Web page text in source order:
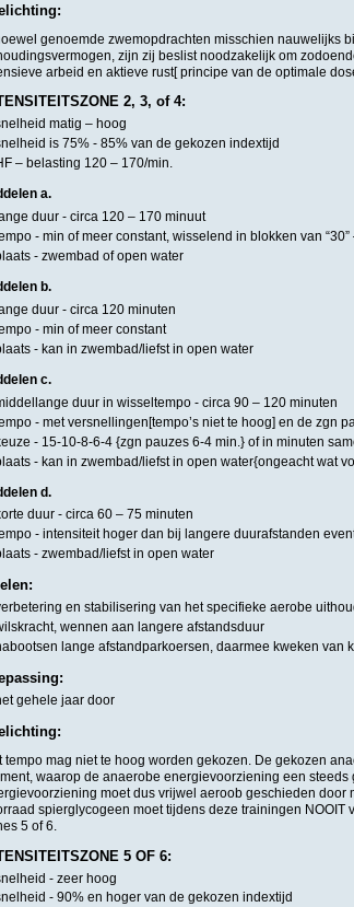
genoemde zwemopdrachten misschien nauwelijks
zijn zij beslist noodzakelijk om
arbeid en aktieve rust[ principe van de optimale
2, 3, of 4:
matig – hoog
is 75% - 85% van de gekozen indextijd
– belasting 120 – 170/min.
a.
duur - circa 120 – 170 minuut
- min of meer constant, wisselend in blokken van “30”
- zwembad of open water
b.
duur - circa 120 minuten
- min of meer constant
- kan in zwembad/liefst in open water
c.
duur in wisseltempo - circa 90 – 120 minuten
- met versnellingen[tempo’s niet te hoog] en de zgn
- 15-10-8-6-4 {zgn pauzes 6-4 min.} of in minuten
- kan in zwembad/liefst in open water{ongeacht wat
d.
duur - circa 60 – 75 minuten
- intensiteit hoger dan bij langere duurafstanden
- zwembad/liefst in open water
en stabilisering van het specifieke aerobe
wennen aan langere afstandsduur
lange afstandparkoersen, daarmee kweken van
gehele jaar door
tempo mag niet te hoog worden gekozen. De gekozen
waarop de anaerobe energievoorziening een
moet dus vrijwel aeroob geschieden
spierglycogeen moet tijdens deze trainingen
5 of 6.
5 OF 6:
- zeer hoog
- 90% en hoger van de gekozen indextijd